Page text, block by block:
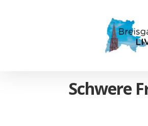
Schwere